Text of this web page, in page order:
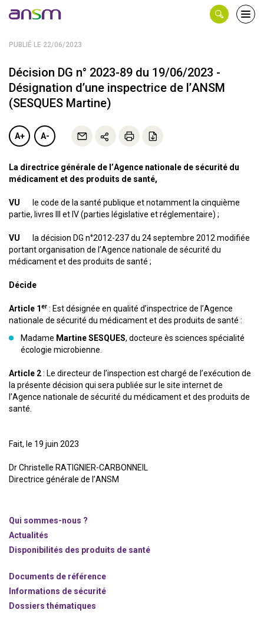
PUBLIÉ LE 22/06/2023
Décision DG n° 2023-89 du 19/06/2023 -
Désignation d’une inspectrice de l’ANSM
(SESQUES Martine)
A+ A-
La directrice générale de l’Agence nationale de sécurité du
médicament et des produits de santé,
VU le code de la santé publique et notamment la cinquième
partie, livres III et IV (parties législative et réglementaire) ;
VU la décision DG n°2012-237 du 24 septembre 2012 modifiée
portant organisation de l’Agence nationale de sécurité du
médicament et des produits de santé ;
Décide
Article 1er : Est désignée en qualité d’inspectrice de l’Agence
nationale de sécurité du médicament et des produits de santé :
Madame Martine SESQUES, docteure ès sciences spécialité
écologie microbienne.
Article 2: Le directeur de l’inspection est chargé de l’exécution de
la présente décision qui sera publiée sur le site internet de
l’Agence nationale de sécurité du médicament et des produits de
santé.
Fait, le 19 juin 2023
Dr Christelle RATIGNIER-CARBONNEIL
Directrice générale de l’ANSM
Qui sommes-nous ?
Actualités
Disponibilités des produits de santé
Documents de référence
Informations de sécurité
Dossiers thématiques